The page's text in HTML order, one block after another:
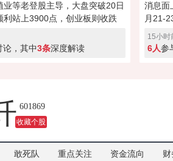
业等老登股主导，大盘突破20日
利站上3900点，创业板则收跌
日科技股回落或许是连涨两天获
动，又或者是外围扰动，但大盘
论，其中3条深度解读
消息面
月21-
16届
间，
15小时
6人参
601869
收藏个股
敢死队 重点关注 资金流向